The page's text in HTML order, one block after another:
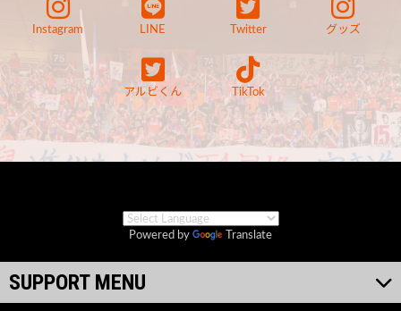
Instagram LINE Twitter グッズ
アルビくん TikTok
Powered by Translate
SUPPORT MENU